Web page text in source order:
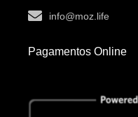
info@moz.life
Pagamentos Online